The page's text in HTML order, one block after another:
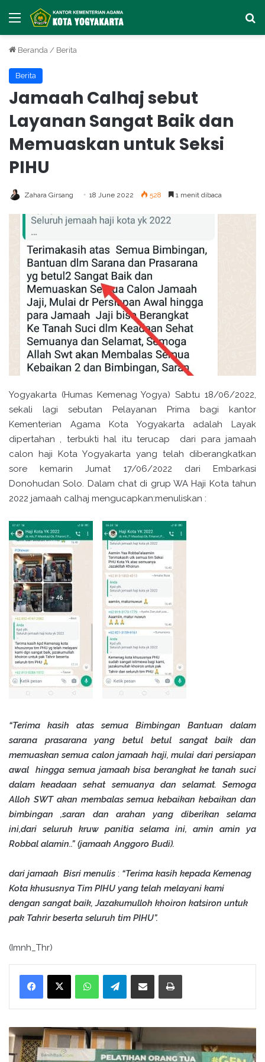
Menu
Beranda / Berita
Berita
Jamaah Calhaj sebut
Layanan Sangat Baik dan
Memuaskan untuk Seksi
PIHU
Zahara Girsang 18 June 2022 528 1 menit dibaca
Yogyakarta (Humas Kemenag Yogya) Sabtu 18/06/2022,
sekali lagi sebutan Pelayanan Prima bagi kantor
Kementerian Agama Kota Yogyakarta adalah Layak
dipertahan , terbukti hal itu terucap dari para jamaah
calon haji Kota Yogyakarta yang telah diberangkatkan
sore kemarin Jumat 17/06/2022 dari Embarkasi
Donohudan Solo. Dalam chat di grup WA Haji Kota tahun
2022 jamaah calhaj mengucapkan:menuliskan :
“Terima kasih atas semua Bimbingan Bantuan dalam
sarana prasarana yang betul betul sangat baik dan
memuaskan semua calon jamaah haji, mulai dari persiapan
awal hingga semua jamaah bisa berangkat ke tanah suci
dalam keadaan sehat semuanya dan selamat. Semoga
Alloh SWT akan membalas semua kebaikan kebaikan dan
bimbingan ,saran dan arahan yang diberikan selama
ini,dari seluruh kruw panitia selama ini, amin amin ya
Robbal alamin..” (jamaah Anggoro Budi).
dari jamaah Bisri menulis : “Terima kasih kepada Kemenag
Kota khususnya Tim PIHU yang telah melayani kami
dengan sangat baik, Jazakumulloh khoiron katsiron untuk
pak Tahrir beserta seluruh tim PIHU”.
(Imnh_Thr)
WhatsApp Telegram
P
n